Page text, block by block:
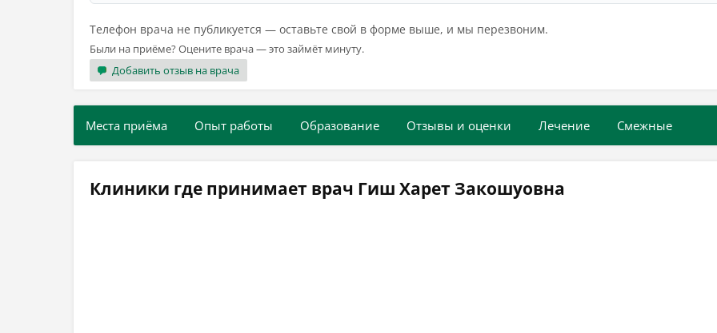
Телефон врача не публикуется — оставьте свой в форме выше, и мы перезвоним.
Были на приёме? Оцените врача — это займёт минуту.
Добавить отзыв на врача
Места приёма Опыт работы Образование Отзывы и оценки Лечение Смежные
Клиники где принимает врач Гиш Харет Закошуовна